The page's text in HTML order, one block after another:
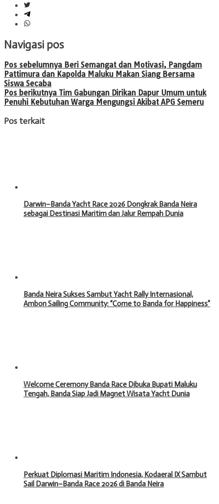
Navigasi pos
Pos sebelumnya Beri Semangat dan Motivasi, Pangdam
Pattimura dan Kapolda Maluku Makan Siang Bersama
Siswa Secaba
Pos berikutnya Tim Gabungan Dirikan Dapur Umum untuk
Penuhi Kebutuhan Warga Mengungsi Akibat APG Semeru
Pos terkait
Darwin–Banda Yacht Race 2026 Dongkrak Banda Neira
sebagai Destinasi Maritim dan Jalur Rempah Dunia
Banda Neira Sukses Sambut Yacht Rally Internasional,
Ambon Sailing Community: “Come to Banda for Happiness”
Welcome Ceremony Banda Race Dibuka Bupati Maluku
Tengah, Banda Siap Jadi Magnet Wisata Yacht Dunia
Perkuat Diplomasi Maritim Indonesia, Kodaeral IX Sambut
Sail Darwin–Banda Race 2026 di Banda Neira